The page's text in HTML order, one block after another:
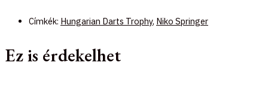
Címkék: Hungarian Darts Trophy, Niko Springer
Ez is érdekelhet